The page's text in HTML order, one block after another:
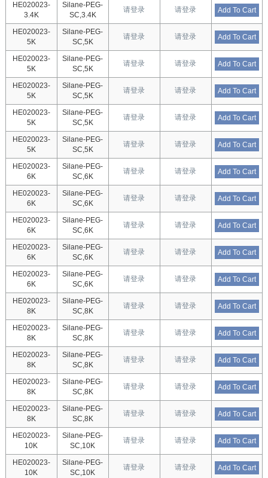
HE020023-
3.4K
Silane-PEG-
SC,3.4K
请登录 请登录 Add To Cart
HE020023-
5K
Silane-PEG-
SC,5K
请登录 请登录 Add To Cart
HE020023-
5K
Silane-PEG-
SC,5K
请登录 请登录 Add To Cart
HE020023-
5K
Silane-PEG-
SC,5K
请登录 请登录 Add To Cart
HE020023-
5K
Silane-PEG-
SC,5K
请登录 请登录 Add To Cart
HE020023-
5K
Silane-PEG-
SC,5K
请登录 请登录 Add To Cart
HE020023-
6K
Silane-PEG-
SC,6K
请登录 请登录 Add To Cart
HE020023-
6K
Silane-PEG-
SC,6K
请登录 请登录 Add To Cart
HE020023-
6K
Silane-PEG-
SC,6K
请登录 请登录 Add To Cart
HE020023-
6K
Silane-PEG-
SC,6K
请登录 请登录 Add To Cart
HE020023-
6K
Silane-PEG-
SC,6K
请登录 请登录 Add To Cart
HE020023-
8K
Silane-PEG-
SC,8K
请登录 请登录 Add To Cart
HE020023-
8K
Silane-PEG-
SC,8K
请登录 请登录 Add To Cart
HE020023-
8K
Silane-PEG-
SC,8K
请登录 请登录 Add To Cart
HE020023-
8K
Silane-PEG-
SC,8K
请登录 请登录 Add To Cart
HE020023-
8K
Silane-PEG-
SC,8K
请登录 请登录 Add To Cart
HE020023-
10K
Silane-PEG-
SC,10K
请登录 请登录 Add To Cart
HE020023-
10K
Silane-PEG-
SC,10K
请登录 请登录 Add To Cart